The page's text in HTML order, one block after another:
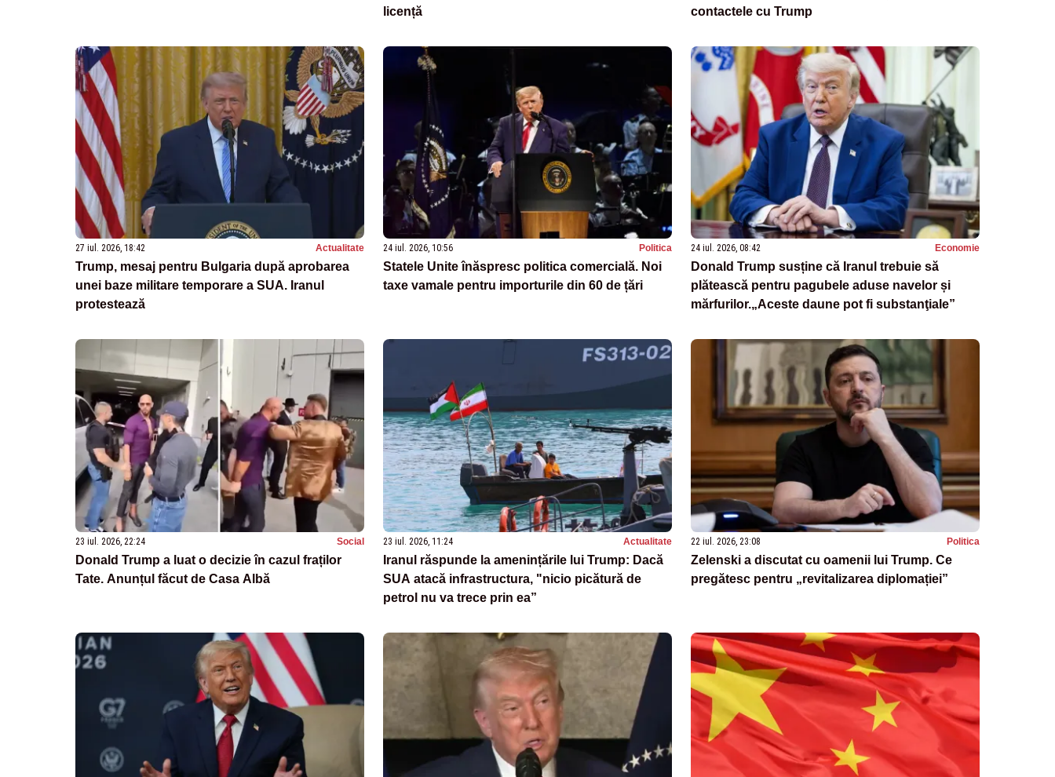
licență
contactele cu Trump
27 iul. 2026, 18:42 Actualitate
Trump, mesaj pentru Bulgaria după aprobarea
unei baze militare temporare a SUA. Iranul
protestează
24 iul. 2026, 10:56 Politica
Statele Unite înăspresc politica comercială. Noi
taxe vamale pentru importurile din 60 de țări
24 iul. 2026, 08:42 Economie
Donald Trump susține că Iranul trebuie să
plătească pentru pagubele aduse navelor și
mărfurilor.„Aceste daune pot fi substanţiale”
23 iul. 2026, 22:24 Social
Donald Trump a luat o decizie în cazul fraților
Tate. Anunțul făcut de Casa Albă
23 iul. 2026, 11:24 Actualitate
Iranul răspunde la amenințările lui Trump: Dacă
SUA atacă infrastructura, "nicio picătură de
petrol nu va trece prin ea”
22 iul. 2026, 23:08 Politica
Zelenski a discutat cu oamenii lui Trump. Ce
pregătesc pentru „revitalizarea diplomației”